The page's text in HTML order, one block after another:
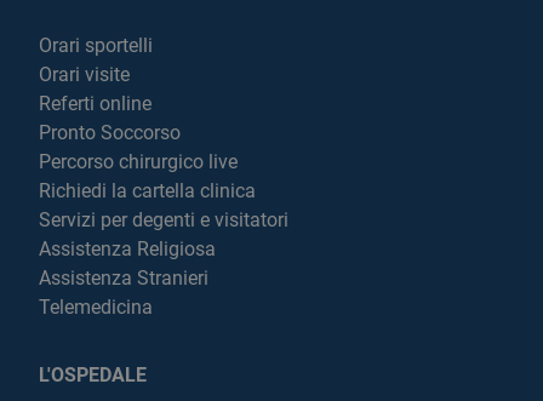
Orari sportelli
Orari visite
Referti online
Pronto Soccorso
Percorso chirurgico live
Richiedi la cartella clinica
Servizi per degenti e visitatori
Assistenza Religiosa
Assistenza Stranieri
Telemedicina
L'OSPEDALE